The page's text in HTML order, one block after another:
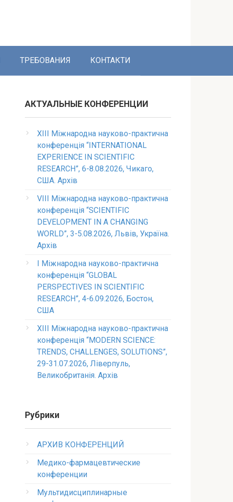
ТРЕБОВАНИЯ КОНТАКТИ
АКТУАЛЬНЫЕ КОНФЕРЕНЦИИ
XIII Міжнародна науково-практична
конференція “INTERNATIONAL
EXPERIENCE IN SCIENTIFIC
RESEARCH”, 6-8.08.2026, Чикаго,
США. Архів
VIII Міжнародна науково-практична
конференція “SCIENTIFIC
DEVELOPMENT IN A CHANGING
WORLD”, 3-5.08.2026, Львів, Україна.
Архів
I Міжнародна науково-практична
конференція “GLOBAL
PERSPECTIVES IN SCIENTIFIC
RESEARCH”, 4-6.09.2026, Бостон,
США
XIII Міжнародна науково-практична
конференція “MODERN SCIENCE:
TRENDS, CHALLENGES, SOLUTIONS”,
29-31.07.2026, Ліверпуль,
Великобританія. Архів
Рубрики
АРХИВ КОНФЕРЕНЦИЙ
Медико-фармацевтические
конференции
Мультидисциплинарные